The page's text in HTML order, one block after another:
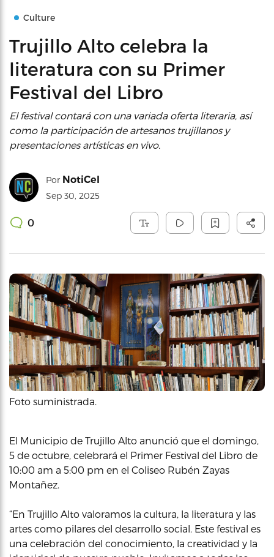
Culture
Trujillo Alto celebra la
literatura con su Primer
Festival del Libro
El festival contará con una variada oferta literaria, así
como la participación de artesanos trujillanos y
presentaciones artísticas en vivo.
Por NotiCel
Sep 30, 2025
0
Foto suministrada.
El Municipio de Trujillo Alto anunció que el domingo,
5 de octubre, celebrará el Primer Festival del Libro de
10:00 am a 5:00 pm en el Coliseo Rubén Zayas
Montañez.
“En Trujillo Alto valoramos la cultura, la literatura y las
artes como pilares del desarrollo social. Este festival es
una celebración del conocimiento, la creatividad y la